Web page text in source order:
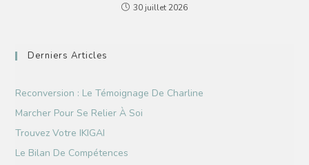
30 juillet 2026
Derniers Articles
Reconversion : Le Témoignage De Charline
Marcher Pour Se Relier À Soi
Trouvez Votre IKIGAI
Le Bilan De Compétences